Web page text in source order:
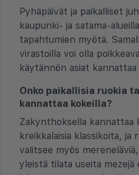
Pyhäpäivät ja paikalliset
kaupunki- ja satama-
tapahtumien myötä.
virastoilla voi olla
käytännön asiat
Onko paikallisia ruokia
kannattaa kokeilla?
Zakynthoksella kannattaa
kreikkalaisia klassikoita, ja
valitsee myös
yleistä tilata useita mezejä